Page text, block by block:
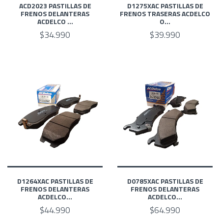
ACD2023 PASTILLAS DE
FRENOS DELANTERAS
ACDELCO ...
$34.990
D1275XAC PASTILLAS DE
FRENOS TRASERAS ACDELCO
O...
$39.990
D1264XAC PASTILLAS DE
FRENOS DELANTERAS
ACDELCO...
$44.990
D0785XAC PASTILLAS DE
FRENOS DELANTERAS
ACDELCO...
$64.990